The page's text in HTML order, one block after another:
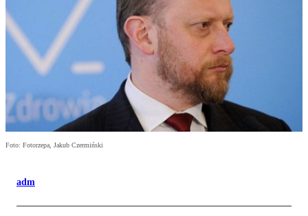
Foto: Fotorzepa, Jakub Czermiński
adm